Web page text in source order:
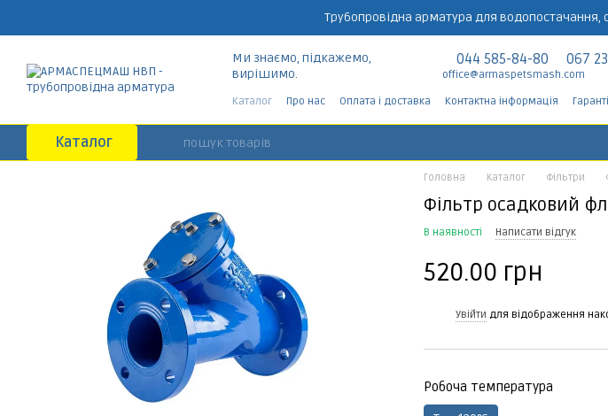
Трубопровідна арматура для водопостачання,
Ми знаємо, підкажемо,
вирішимо.
044 585-84-80 067
office@armaspetsmash.com
Каталог
Про нас Оплата і доставка Контактна інформація
Каталог
Головна Каталог Фільтри
Фільтр осадковий
В наявності Написати відгук
520.00 грн
Увійти для відображення
Робоча температура